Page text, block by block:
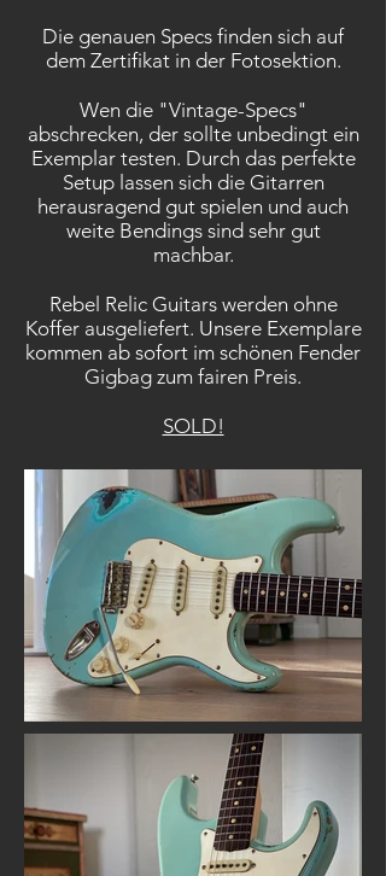
Die genauen Specs finden sich auf
dem Zertifikat in der Fotosektion.
Wen die "Vintage-Specs"
abschrecken, der sollte unbedingt ein
Exemplar testen. Durch das perfekte
Setup lassen sich die Gitarren
herausragend gut spielen und auch
weite Bendings sind sehr gut
machbar.
Rebel Relic Guitars werden ohne
Koffer ausgeliefert. Unsere Exemplare
kommen ab sofort im schönen Fender
Gigbag zum fairen Preis.
SOLD!